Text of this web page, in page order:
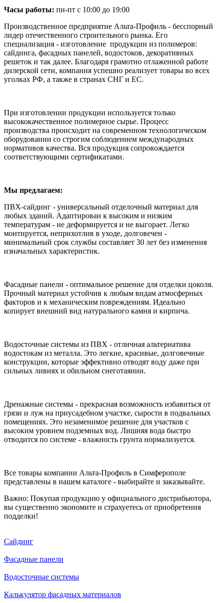
Часы работы: пн-пт с 10:00 до 19:00
Производственное предприятие Альта-Профиль - бесспорный
лидер отечественного строительного рынка. Его
специализация - изготовление продукции из полимеров:
сайдинга, фасадных панелей, водостоков, декоративных
решеток и так далее. Благодаря грамотно отлаженной работе
дилерской сети, компания успешно реализует товары во всех
уголках РФ, а также в странах СНГ и ЕС.
При изготовлении продукции используется только
высококачественное полимерное сырье. Процесс
производства происходит на современном технологическом
оборудовании со строгим соблюдением международных
нормативов качества. Вся продукция сопровождается
соответствующими сертификатами.
Мы предлагаем:
ПВХ-сайдинг - универсальный отделочный материал для
любых зданий. Адаптирован к высоким и низким
температурам - не деформируется и не выгорает. Легко
монтируется, неприхотлив в уходе, долговечен -
минимальный срок службы составляет 30 лет без изменения
изначальных характеристик.
Фасадные панели - оптимальное решение для отделки цоколя.
Прочный материал устойчив к любым видам атмосферных
факторов и к механическим повреждениям. Идеально
копирует внешний вид натурального камня и кирпича.
Водосточные системы из ПВХ - отличная альтернатива
водостокам из металла. Это легкие, красивые, долговечные
конструкции, которые эффективно отводят воду даже при
сильных ливнях и обильном снеготаянии.
Дренажные системы - прекрасная возможность избавиться от
грязи и луж на приусадебном участке, сырости в подвальных
помещениях. Это незаменимое решение для участков с
высоким уровнем подземных вод. Лишняя вода быстро
отводится по системе - влажность грунта нормализуется.
Все товары компании Альта-Профиль в Симферополе
представлены в нашем каталоге - выбирайте и заказывайте.
Важно: Покупая продукцию у официального дистрибьютора,
вы существенно экономите и страхуетесь от приобретения
подделки!
Сайдинг
Фасадные панели
Водосточные системы
Калькулятор фасадных материалов